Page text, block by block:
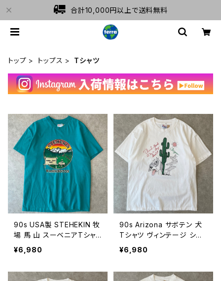
合計10,000円以上で送料無料
トップ トップス Tシャツ
90s USA製 STEHEKIN 牧
場 馬 山 スーベニアTシャ
ツ ヴィンテージ シングルス
テッチ ターコイズ 自然 ネイ
年代 ビンテージ L 26080
¥6,980
90s Arizona サボテン 犬
Tシャツ ヴィンテージ シン
グルステッチ ジョーク イヌ
アニマル 動物 グラフィック
白 ビンテージ L 2608072
¥6,980